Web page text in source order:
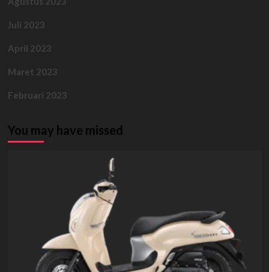
Juli 2023
April 2023
Maret 2023
Februari 2023
You may have missed